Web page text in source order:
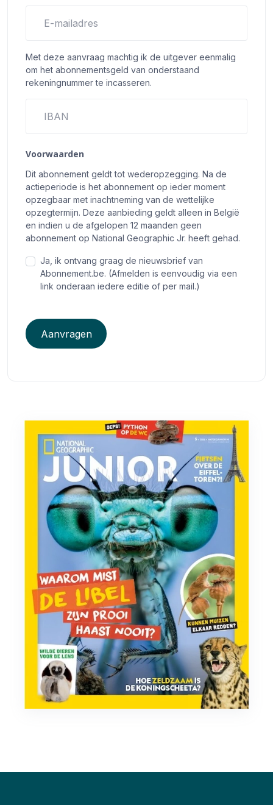
E-mailadres
Met deze aanvraag machtig ik de uitgever eenmalig
om het abonnementsgeld van onderstaand
rekeningnummer te incasseren.
IBAN
Voorwaarden
Dit abonnement geldt tot wederopzegging. Na de
actieperiode is het abonnement op ieder moment
opzegbaar met inachtneming van de wettelijke
opzegtermijn. Deze aanbieding geldt alleen in België
en indien u de afgelopen 12 maanden geen
abonnement op National Geographic Jr. heeft gehad.
Ja, ik ontvang graag de nieuwsbrief van
Abonnement.be. (Afmelden is eenvoudig via een
link onderaan iedere editie of per mail.)
Aanvragen